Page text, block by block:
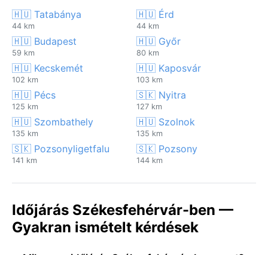
🇭🇺 Tatabánya
44 km
🇭🇺 Érd
44 km
🇭🇺 Budapest
59 km
🇭🇺 Győr
80 km
🇭🇺 Kecskemét
102 km
🇭🇺 Kaposvár
103 km
🇭🇺 Pécs
125 km
🇸🇰 Nyitra
127 km
🇭🇺 Szombathely
135 km
🇭🇺 Szolnok
135 km
🇸🇰 Pozsonyligetfalu
141 km
🇸🇰 Pozsony
144 km
Időjárás Székesfehérvár-ben —
Gyakran ismételt kérdések